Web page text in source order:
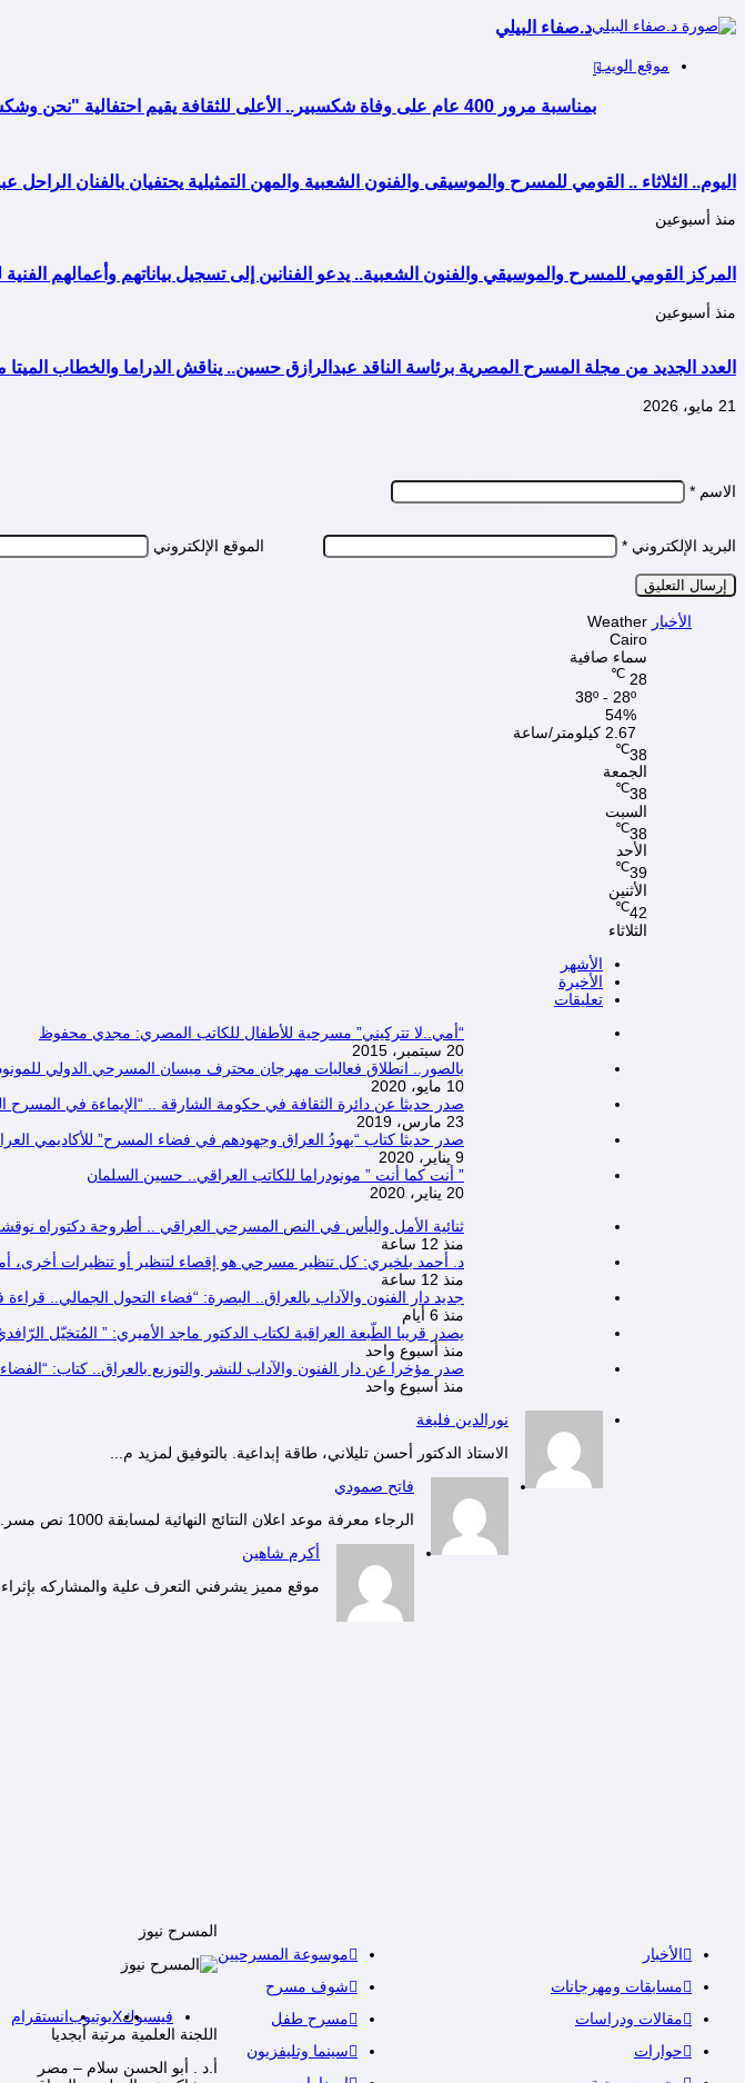
د.صفاء البيلي
موقع الويب
بمناسبة مرور 400 عام على وفاة شكسبير.. الأعلى للثقافة يقيم احتفالية "نحن وشكسبير" من اليوم 13: وحتى 18 أبريل
اليوم.. الثلاثاء .. القومي للمسرح والموسيقى والفنون الشعبية والمهن التمثيلية يحتفيان بالفنان الراحل
منذ أسبوعين
المركز القومي للمسرح والموسيقي والفنون الشعبية.. يدعو الفنانين إلى تسجيل بياناتهم وأعمالهم الفنية
منذ أسبوعين
العدد الجديد من مجلة المسرح المصرية برئاسة الناقد عبدالرازق حسين.. يناقش الدراما والخطاب
21 مايو، 2026
الاسم *
البريد الإلكتروني * الموقع الإلكتروني
الأخبار Weather
Cairo
سماء صافية
28
℃
38º - 28º
54%
2.67 كيلومتر/ساعة
38
℃
الجمعة
38
℃
السبت
38
℃
الأحد
39
℃
الأثنين
42
℃
الثلاثاء
الأشهر
الأخيرة
تعليقات
“أمي..لا تتركيني” مسرحية للأطفال للكاتب المصري: مجدي محفوظ
20 سبتمبر، 2015
بالصور.. انطلاق فعاليات مهرجان محترف ميسان المسرحي الدولي للمونودراما “أون
10 مايو، 2020
صدر حديثا عن دائرة الثقافة في حكومة الشارقة .. “الإيماءة في المسرح
23 مارس، 2019
صدر حديثا كتاب “يهودُ العراق وجهودهم في فضاء المسرح” للأكاديمي
9 يناير، 2020
” أنت كما أنت ” مونودراما للكاتب العراقي.. حسين السلمان
20 يناير، 2020
ثنائية الأمل واليأس في النص المسرحي العراقي .. أطروحة دكتوراه
منذ 12 ساعة
د. أحمد بلخيري: كل تنظير مسرحي هو إقصاء لتنظير أو تنظيرات أخرى،
منذ 12 ساعة
جديد دار الفنون والآداب بالعراق.. البصرة: “فضاء التحول الجمالي..
منذ 6 أيام
يصدر قريبا الطّبعة العراقية لكتاب الدكتور ماجد الأميري: ” المُتخيّل
منذ أسبوع واحد
صدر مؤخرا عن دار الفنون والآداب للنشر والتوزيع بالعراق.. كتاب:
منذ أسبوع واحد
نورالدين فليغة
الاستاذ الدكتور أحسن تليلاني، طاقة إبداعية. بالتوفيق لمزيد م...
فاتح صمودي
الرجاء معرفة موعد اعلان النتائج النهائية لمسابقة 1000 نص مسر...
أكرم شاهين
موقع مميز يشرفني التعرف علية والمشاركه
الأخبار
مسابقات ومهرجانات
مقالات ودراسات
حوارات
موسوعة المسرحيين
شوف مسرح
مسرح طفل
سينما وتليفزيون
المسرح نيوز
فيسبوكXيوتيوبانستقرام
اللجنة العلمية مرتبة أبجديا
أ.د . أبو الحسن سلام – مصر